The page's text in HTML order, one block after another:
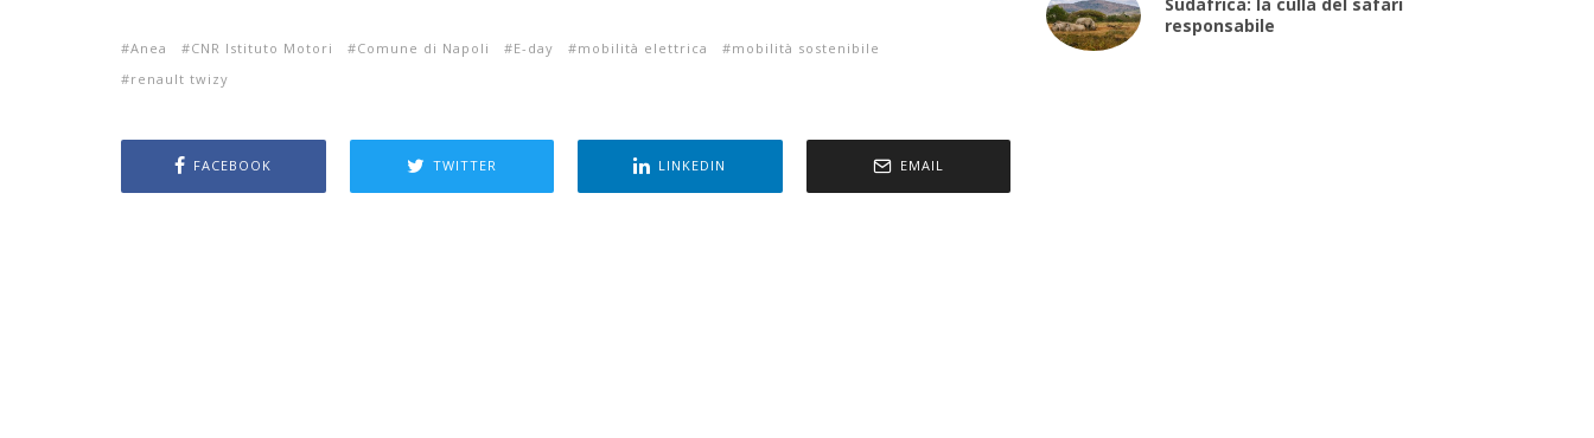
Anea CNR Istituto Motori Comune di Napoli E-day mobilità elettrica
mobilità sostenibile
renault twizy
FACEBOOK TWITTER LINKEDIN EMAIL
responsabile